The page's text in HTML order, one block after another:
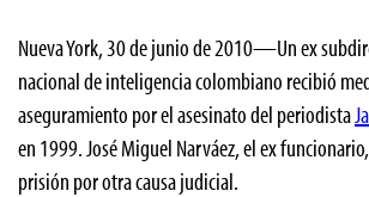
Nueva York, 30 de junio de 2010—Un ex
nacional de inteligencia colombiano recibió
aseguramiento por el asesinato del periodista
en 1999. José Miguel Narváez, el ex
prisión por otra causa judicial.